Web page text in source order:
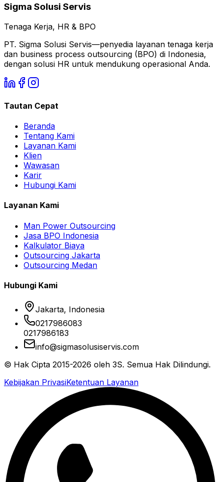
Sigma Solusi Servis
Tenaga Kerja, HR & BPO
PT. Sigma Solusi Servis—penyedia layanan tenaga kerja
dan business process outsourcing (BPO) di Indonesia,
dengan solusi HR untuk mendukung operasional Anda.
Tautan Cepat
Beranda
Tentang Kami
Layanan Kami
Klien
Wawasan
Karir
Hubungi Kami
Layanan Kami
Man Power Outsourcing
Jasa BPO Indonesia
Kalkulator Biaya
Outsourcing Jakarta
Outsourcing Medan
Hubungi Kami
Jakarta, Indonesia
0217986083
0217986183
info@sigmasolusiservis.com
© Hak Cipta 2015-2026 oleh 3S. Semua Hak Dilindungi.
Kebijakan PrivasiKetentuan Layanan